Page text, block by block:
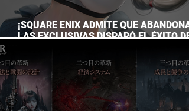
¡SQUARE ENIX ADMITE QUE
LAS EXCLUSIVAS DISPARÓ EL ÉXITO DE